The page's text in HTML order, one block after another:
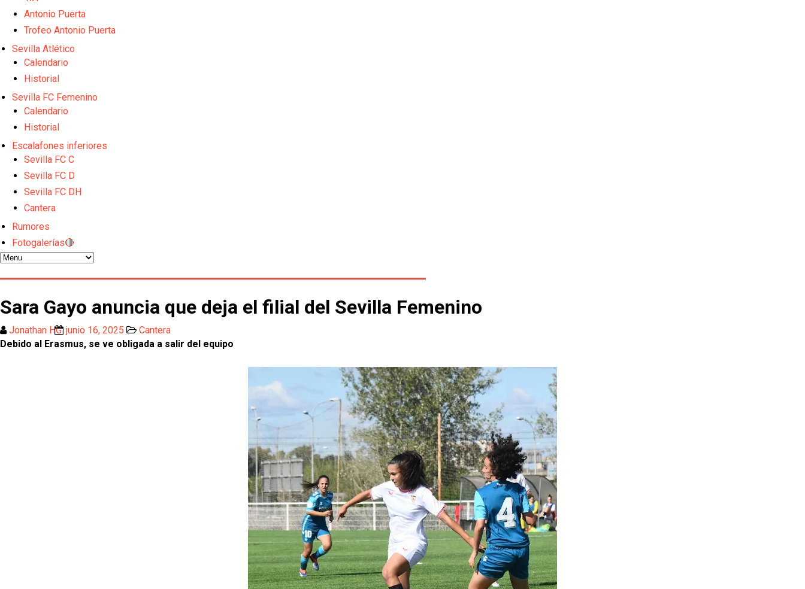
Juanlu de vuelta a Sevilla para cerrar su fichaje a la Premier
El Granada negocia con el Sevilla FC por Alberto Flores
El Sevilla mueve ficha por Robbie Ure: la opción 'A' para el ataque nervionense
Antonio Puerta
Trofeo Antonio Puerta
Sevilla Atlético
Calendario
Historial
Sevilla FC Femenino
Calendario
Historial
Escalafones inferiores
Sevilla FC C
Sevilla FC D
Sevilla FC DH
Cantera
Rumores
Fotogalerías🔴
Sara Gayo anuncia que deja el filial del Sevilla Femenino
Jonathan HG junio 16, 2025
Cantera
Debido al Erasmus, se ve obligada a salir del equipo